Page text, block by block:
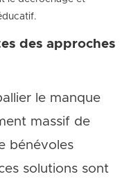
des approches
le manque
massif de
bénévoles
solutions sont